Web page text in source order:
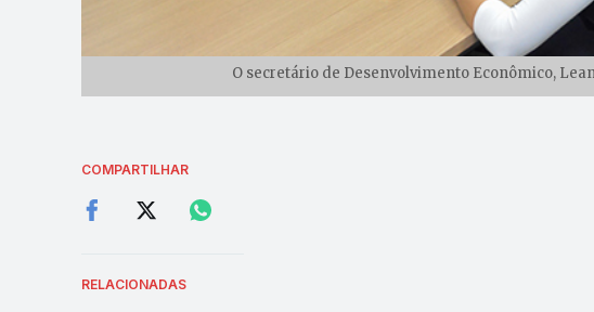
O secretário de Desenvolvimento Econômico,
COMPARTILHAR
RELACIONADAS